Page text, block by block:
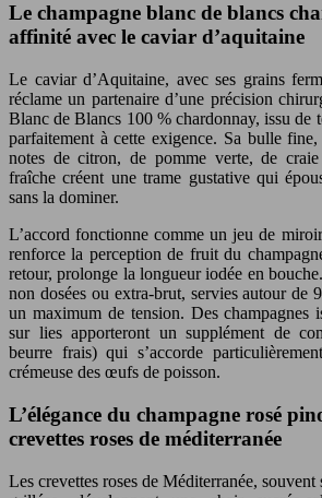
Le champagne blanc de blancs
affinité avec le caviar d’aquitaine
Le caviar d’Aquitaine, avec ses grains
réclame un partenaire d’une précision
Blanc de Blancs 100 % chardonnay, issu de
parfaitement à cette exigence. Sa bulle
notes de citron, de pomme verte, de
fraîche créent une trame gustative qui
sans la dominer.
L’accord fonctionne comme un jeu de
renforce la perception de fruit du
retour, prolonge la longueur iodée en
non dosées ou extra-brut, servies autour de
un maximum de tension. Des champagnes
sur lies apporteront un supplément de
beurre frais) qui s’accorde
crémeuse des œufs de poisson.
L’élégance du champagne rosé
crevettes roses de méditerranée
Les crevettes roses de Méditerranée,